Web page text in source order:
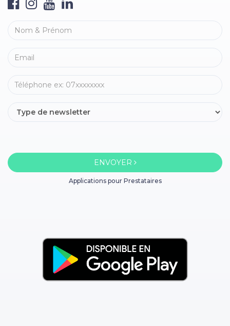
ENVOYER
Applications pour Prestataires